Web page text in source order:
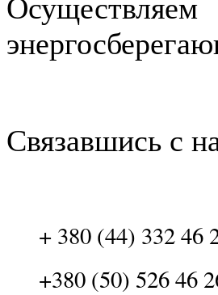
Связавшись с
+ 380 (44) 332 46
+380 (50) 526 46